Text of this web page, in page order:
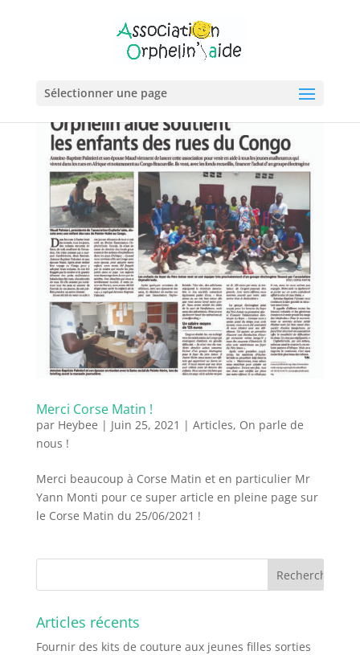
Sélectionner une page
Merci Corse Matin !
par Heybee | Juin 25, 2021 | Articles, On parle de
nous !
Merci beaucoup à Corse Matin et en particulier Mr
Yann Monti pour ce super article en pleine page sur
le Corse Matin du 25/06/2021 !
Articles récents
Fournir des kits de couture aux jeunes filles sorties